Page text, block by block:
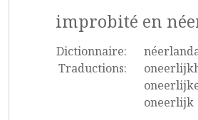
improbité en
Dictionnaire:
Traductions:
oneerlijk